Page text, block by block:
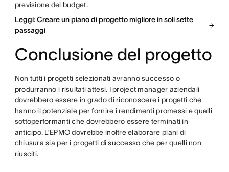
previsione del budget.
Leggi: Creare un piano di progetto migliore in soli sette
passaggi
Conclusione del progetto
Non tutti i progetti selezionati avranno successo o
produrranno i risultati attesi. I project manager aziendali
dovrebbero essere in grado di riconoscere i progetti che
hanno il potenziale per fornire i rendimenti promessi e quelli
sottoperformanti che dovrebbero essere terminati in
anticipo. L’EPMO dovrebbe inoltre elaborare piani di
chiusura sia per i progetti di successo che per quelli non
riusciti.